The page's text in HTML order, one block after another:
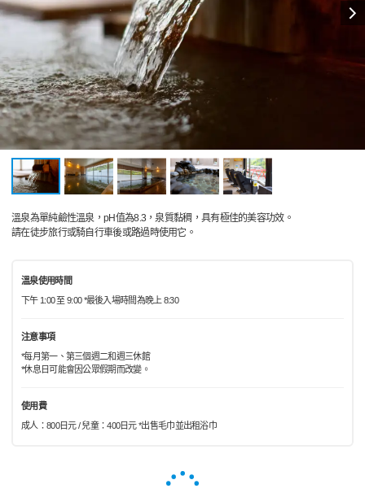
溫泉為單純鹼性溫泉，pH值為8.3，泉質黏稠，具有極佳的美容功效。
請在徒步旅行或騎自行車後或路過時使用它。
溫泉使用時間
下午 1:00 至 9:00 *最後入場時間為晚上 8:30
注意事項
*每月第一、第三個週二和週三休館
*休息日可能會因公眾假期而改變。
使用費
成人：800日元 / 兒童：400日元 *出售毛巾並出租浴巾